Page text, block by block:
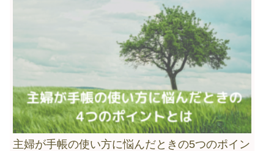
主婦が手帳の使い方に悩んだときの5つのポイン